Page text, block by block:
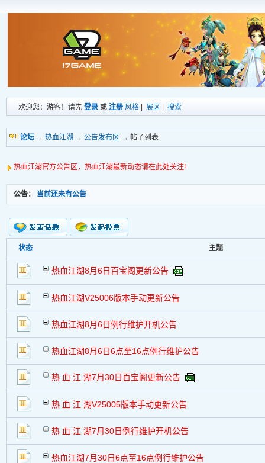
欢迎您：游客！请先 登录 或 注册 风格 展区 搜索
论坛 → 热血江湖 → 公告发布区 → 帖子列表
热血江湖官方公告区，热血江湖最新动态请在此处关注!
公告： 当前还未有公告
新的主题
新小字报
状态 主题
热血江湖8月6日百宝阁更新公告
热血江湖V25006版本手动更新公告
热血江湖8月6日例行维护开机公告
热血江湖8月6日6点至16点例行维护公告
热 血 江 湖7月30日百宝阁更新公告
热 血 江 湖V25005版本手动更新公告
热 血 江 湖7月30日例行维护开机公告
热血江湖7月30日6点至16点例行维护公告